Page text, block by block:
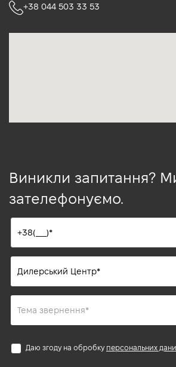
+38 044 503 33 53
Виникли запитання?
зателефонуємо.
Даю згоду на обробку персональних